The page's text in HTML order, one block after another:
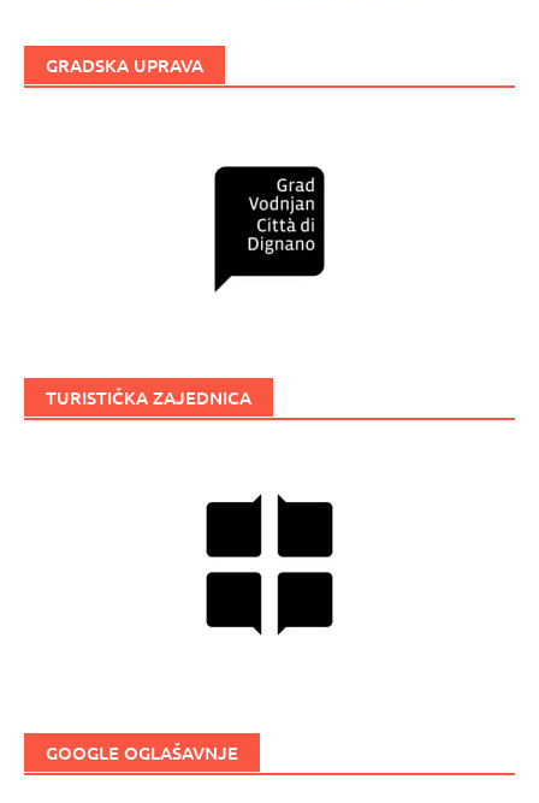
GRADSKA UPRAVA
TURISTIČKA ZAJEDNICA
GOOGLE OGLAŠAVNJE